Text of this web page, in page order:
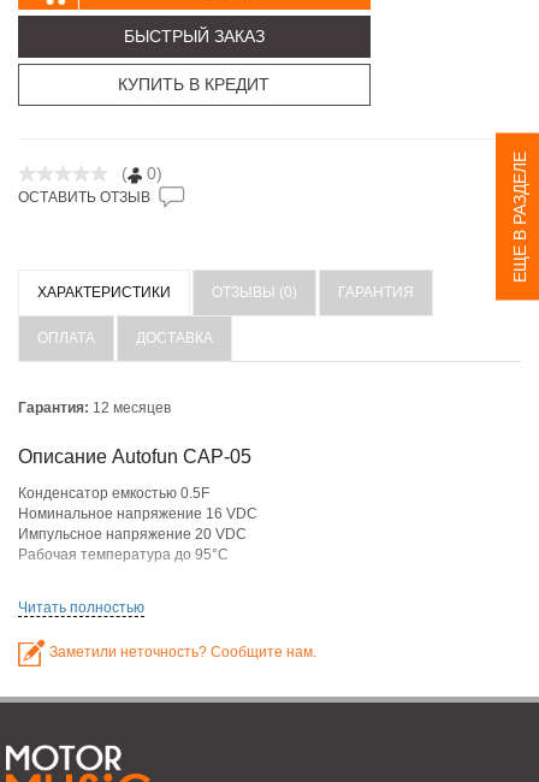
ЕЩЕ В РАЗДЕЛЕ
БЫСТРЫЙ ЗАКАЗ
КУПИТЬ В КРЕДИТ
( 0)
ОСТАВИТЬ ОТЗЫВ
ХАРАКТЕРИСТИКИ ОТЗЫВЫ (0) ГАРАНТИЯ
ОПЛАТА ДОСТАВКА
Гарантия: 12 месяцев
Описание Autofun CAP-05
Конденсатор емкостью 0.5F
Номинальное напряжение 16 VDC
Импульсное напряжение 20 VDC
Рабочая температура до 95°С
-используется и как подавитель помех от генератора (подключается на
клеммы генератора-
+ и на
Читать полностью
Заметили неточность? Сообщите нам.